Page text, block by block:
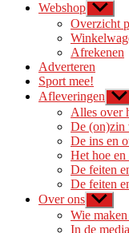
Webshop Toon
Overzicht
Afrekenen
Adverteren
Sport mee!
Afleveringen Toon
Alles over
De (on)zin
De ins en
Het hoe
De feiten
De feiten
Over ons Toon
Wie
In de media